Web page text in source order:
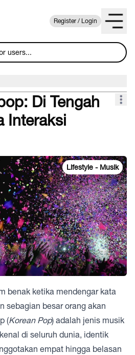
Register / Login
Di Tengah
Interaksi
Lifestyle - Musik
benak ketika mendengar kata
sebagian besar orang akan
(Korean Pop) adalah jenis musik
di seluruh dunia, identik
empat hingga belasan